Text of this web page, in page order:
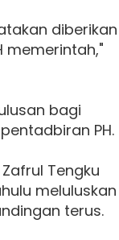
diberikan
memerintah,"
bagi
PH.
Tengku
meluluskan
terus.